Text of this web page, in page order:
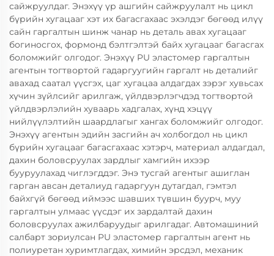
сайжруулдаг. Энэхүү үр ашгийн сайжруулалт нь цикл
бүрийн хугацааг хэт их багасгахаас эхэлдэг бөгөөд илүү
сайн гаргалтын шинж чанар нь деталь авах хугацааг
богиносгох, формонд бэлтгэлтэй байх хугацааг багасгах
боломжийг олгодог. Энэхүү PU эластомер гаргалтын
агентын тогтвортой гадаргуугийн гаргалт нь деталийг
авахад саатал үүсгэх, цаг хугацаа алдагдах зэрэг хувьсах
хүчин зүйлсийг арилгаж, үйлдвэрлэгчдэд тогтвортой
үйлдвэрлэлийн хуваарь хадгалах, хүнд хэцүү
нийлүүлэлтийн шаардлагыг хангах боломжийг олгодог.
Энэхүү агентын эдийн засгийн ач холбогдол нь цикл
бүрийн хугацааг багасгахаас хэтэрч, материал алдагдал,
дахин боловсруулах зардлыг хамгийн ихээр
бууруулахад чиглэгддэг. Энэ тусгай агентыг ашиглан
гарган авсан деталиуд гадаргуун дутагдал, гэмтэл
байхгүй бөгөөд иймээс шавших түвшин буурч, муу
гаргалтын улмаас үүсдэг их зардалтай дахин
боловсруулах ажилбаруудыг арилгадаг. Автомашиний
салбарт зориулсан PU эластомер гаргалтын агент нь
полиуретан хуримтлагдах, химийн эрсдэл, механик